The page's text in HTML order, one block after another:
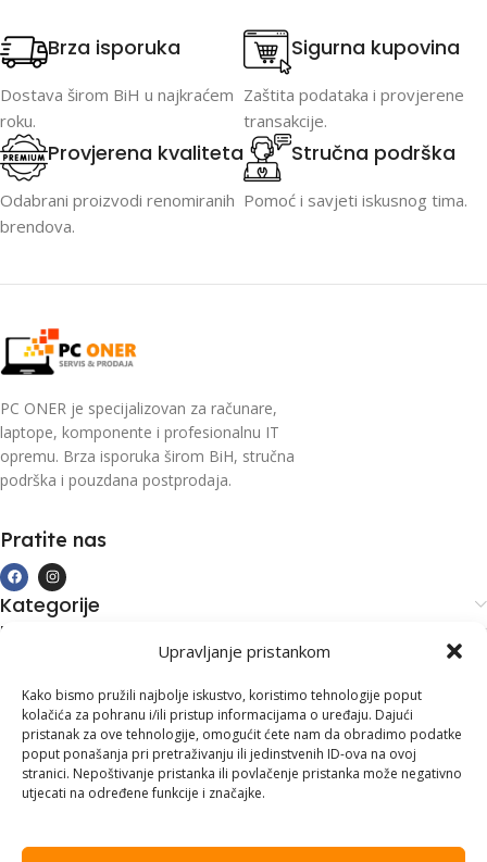
Upravljanje pristankom
Kako bismo pružili najbolje iskustvo, koristimo tehnologije poput
kolačića za pohranu i/ili pristup informacijama o uređaju. Dajući
pristanak za ove tehnologije, omogućit ćete nam da obradimo podatke
poput ponašanja pri pretraživanju ili jedinstvenih ID-ova na ovoj
stranici. Nepoštivanje pristanka ili povlačenje pristanka može negativno
utjecati na određene funkcije i značajke.
Brza isporuka
Dostava širom BiH u najkraćem
roku.
Sigurna kupovina
Zaštita podataka i provjerene
transakcije.
Provjerena kvaliteta
Odabrani proizvodi renomiranih
brendova.
Stručna podrška
Pomoć i savjeti iskusnog tima.
PC ONER je specijalizovan za računare,
laptope, komponente i profesionalnu IT
opremu. Brza isporuka širom BiH, stručna
podrška i pouzdana postprodaja.
Pratite nas
Kategorije
Kupovina i podrška
Kontakt informacije
Branilaca Bosne, 75 300 Lukavac
+387 35 555 999
info@pconer.ba